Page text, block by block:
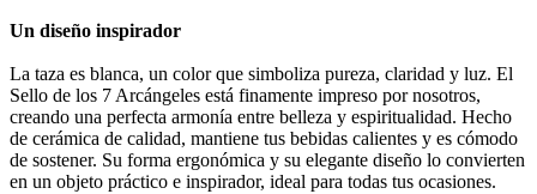
Un diseño inspirador
La taza es blanca, un color que simboliza pureza, claridad y luz. El
Sello de los 7 Arcángeles está finamente impreso por nosotros,
creando una perfecta armonía entre belleza y espiritualidad. Hecho
de cerámica de calidad, mantiene tus bebidas calientes y es cómodo
de sostener. Su forma ergonómica y su elegante diseño lo convierten
en un objeto práctico e inspirador, ideal para todas tus ocasiones.